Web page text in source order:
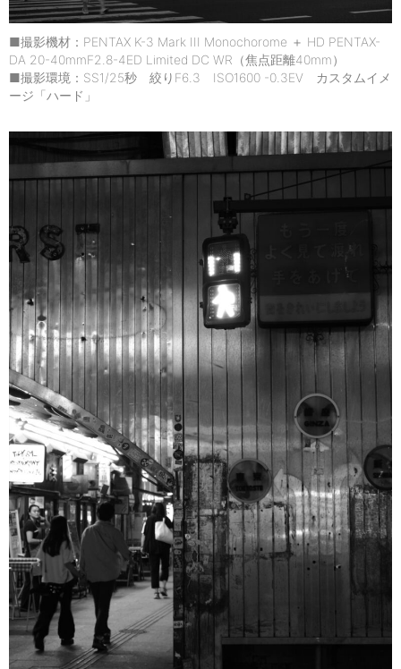
■撮影機材：PENTAX K-3 Mark III Monochorome ＋ HD PENTAX-
DA 20-40mmF2.8-4ED Limited DC WR（焦点距離40mm）
■撮影環境：SS1/25秒 絞りF6.3 ISO1600 -0.3EV カスタムイメ
ージ「ハード」